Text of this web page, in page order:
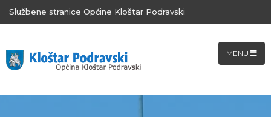
Službene stranice Općine Kloštar Podravski
MENU